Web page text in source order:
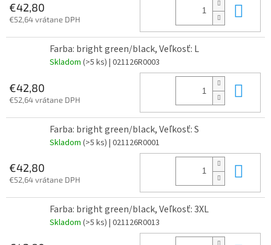
€42,80
€52,64 vrátane DPH
Farba: bright green/black, Veľkosť: L
Skladom (>5 ks) | 021126R0003
€42,80
€52,64 vrátane DPH
Farba: bright green/black, Veľkosť: S
Skladom (>5 ks) | 021126R0001
€42,80
€52,64 vrátane DPH
Farba: bright green/black, Veľkosť: 3XL
Skladom (>5 ks) | 021126R0013